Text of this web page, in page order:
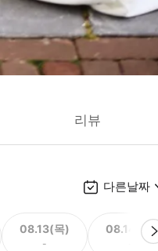
리뷰
다른날짜
08.13(목)
-
08.14(금)